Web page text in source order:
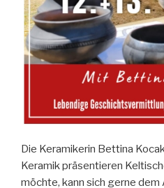
Die Keramikerin Bettina
Keramik präsentieren
möchte, kann sich gerne